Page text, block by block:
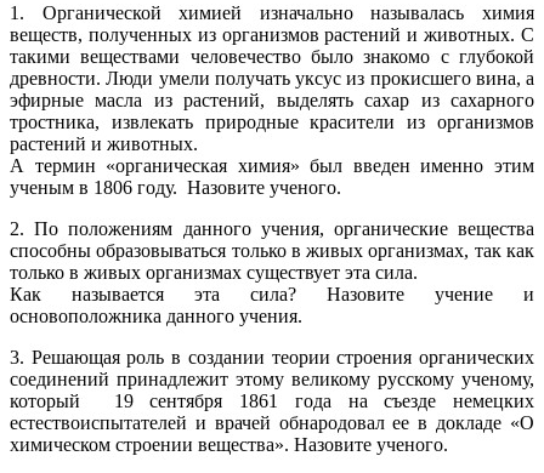
1. Органической химией изначально называлась химия
веществ, полученных из организмов растений и животных. С
такими веществами человечество было знакомо с глубокой
древности. Люди умели получать уксус из прокисшего вина, а
эфирные масла из растений, выделять сахар из сахарного
тростника, извлекать природные красители из организмов
растений и животных.
А термин «органическая химия» был введен именно этим
ученым в 1806 году. Назовите ученого.
2. По положениям данного учения, органические вещества
способны образовываться только в живых организмах, так как
только в живых организмах существует эта сила.
Как называется эта сила? Назовите учение и
основоположника данного учения.
3. Решающая роль в создании теории строения органических
соединений принадлежит этому великому русскому ученому,
который 19 сентября 1861 года на съезде немецких
естествоиспытателей и врачей обнародовал ее в докладе «О
химическом строении вещества». Назовите ученого.